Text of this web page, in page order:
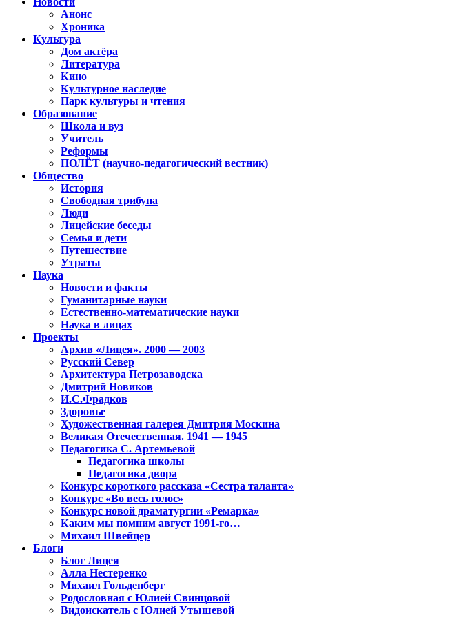
Анонс
Хроника
Культура
Дом актёра
Литература
Кино
Культурное наследие
Парк культуры и чтения
Образование
Школа и вуз
Учитель
Реформы
ПОЛЁТ (научно-педагогический вестник)
Общество
История
Свободная трибуна
Люди
Лицейские беседы
Семья и дети
Путешествие
Утраты
Наука
Новости и факты
Гуманитарные науки
Естественно-математические науки
Наука в лицах
Проекты
Архив «Лицея». 2000 — 2003
Русский Север
Архитектура Петрозаводска
Дмитрий Новиков
И.С.Фрадков
Здоровье
Художественная галерея Дмитрия Москина
Великая Отечественная. 1941 — 1945
Педагогика С. Артемьевой
Педагогика школы
Педагогика двора
Конкурс короткого рассказа «Сестра таланта»
Конкурс «Во весь голос»
Конкурс новой драматургии «Ремарка»
Каким мы помним август 1991-го…
Михаил Швейцер
Блоги
Блог Лицея
Алла Нестеренко
Михаил Гольденберг
Родословная с Юлией Свинцовой
Видоискатель с Юлией Утышевой